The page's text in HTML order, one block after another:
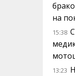
на
15:38
13:23